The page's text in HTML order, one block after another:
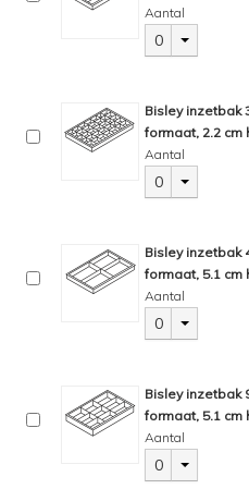
Aantal
0
Bisley inzetbak
formaat, 2.2 cm
Aantal
0
Bisley inzetbak
formaat, 5.1 cm
Aantal
0
Bisley inzetbak
formaat, 5.1 cm
Aantal
0